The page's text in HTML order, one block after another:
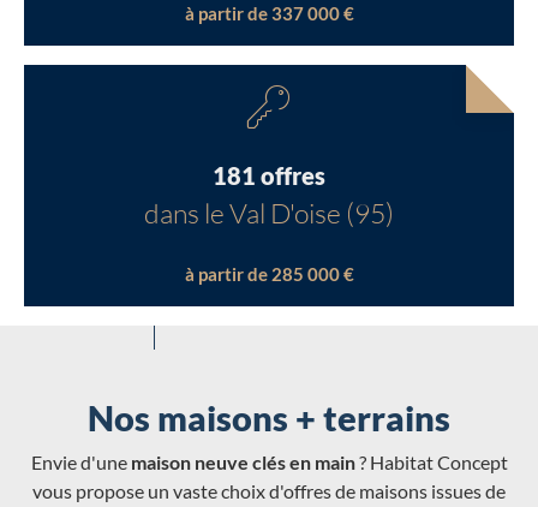
à partir de 337 000 €
181 offres
dans le Val D'oise (95)
à partir de 285 000 €
Nos maisons + terrains
Envie d'une maison neuve clés en main? Habitat Concept
vous propose un vaste choix d'offres de maisons issues de